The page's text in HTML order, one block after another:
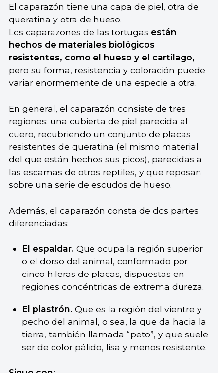
El caparazón tiene una capa de piel, otra de
queratina y otra de hueso.
Los caparazones de las tortugas están
hechos de materiales biológicos
resistentes, como el hueso y el cartílago,
pero su forma, resistencia y coloración puede
variar enormemente de una especie a otra.
En general, el caparazón consiste de tres
regiones: una cubierta de piel parecida al
cuero, recubriendo un conjunto de placas
resistentes de queratina (el mismo material
del que están hechos sus picos), parecidas a
las escamas de otros reptiles, y que reposan
sobre una serie de escudos de hueso.
Además, el caparazón consta de dos partes
diferenciadas:
El espaldar. Que ocupa la región superior
o el dorso del animal, conformado por
cinco hileras de placas, dispuestas en
regiones concéntricas de extrema dureza.
El plastrón. Que es la región del vientre y
pecho del animal, o sea, la que da hacia la
tierra, también llamada “peto”, y que suele
ser de color pálido, lisa y menos resistente.